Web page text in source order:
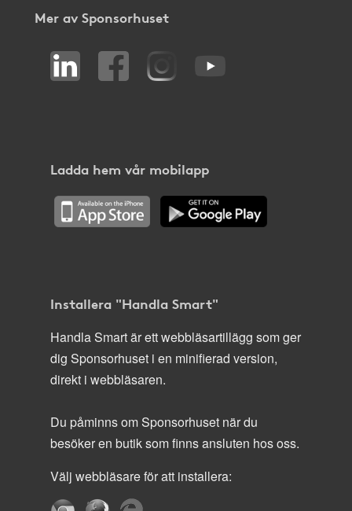
Mer av Sponsorhuset
Ladda hem vår mobilapp
Installera "Handla Smart"
Handla Smart är ett webbläsartillägg som ger
dig Sponsorhuset i en minifierad version,
direkt i webbläsaren.
Du påminns om Sponsorhuset när du
besöker en butik som finns ansluten hos oss.
Välj webbläsare för att installera: